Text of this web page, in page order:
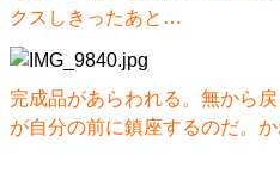
クスしきったあと…
完成品があらわれる。無から
が自分の前に鎮座するのだ。か